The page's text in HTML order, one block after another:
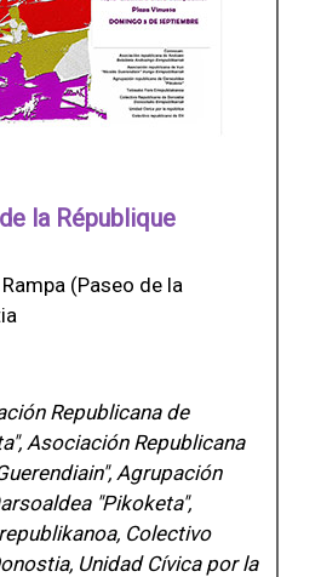
la République
(Paseo de la
Republicana de
Asociación Republicana
Agrupación
"Pikoketa",
Colectivo
Unidad Cívica por la